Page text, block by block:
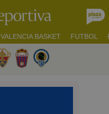
VALENCIA BASKET FUTBOL